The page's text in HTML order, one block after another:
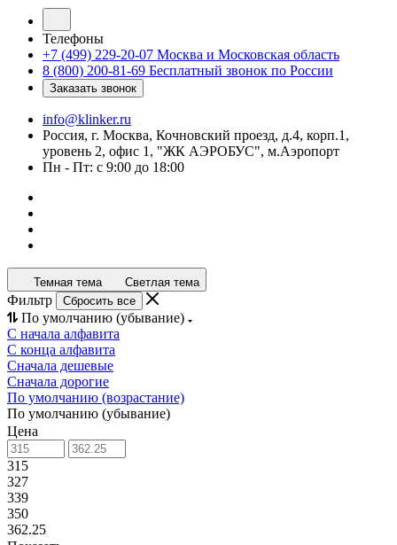
Телефоны
+7 (499) 229-20-07 Москва и Московская область
8 (800) 200-81-69 Бесплатный звонок по России
Заказать звонок
info@klinker.ru
Россия, г. Москва, Кочновский проезд, д.4, корп.1,
уровень 2, офис 1, "ЖК АЭРОБУС", м.Аэропорт
Пн - Пт: с 9:00 до 18:00
Темная тема Светлая тема
Фильтр Сбросить все
По умолчанию (убывание)
С начала алфавита
С конца алфавита
Сначала дешевые
Сначала дорогие
По умолчанию (возрастание)
По умолчанию (убывание)
Цена
315
327
339
350
362.25